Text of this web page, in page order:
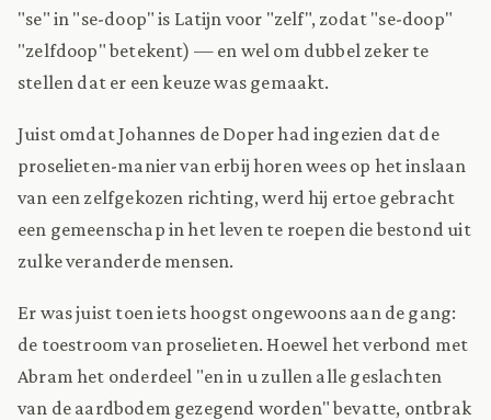
"se" in "se-doop" is Latijn voor "zelf", zodat "se-doop"
"zelfdoop" betekent) — en wel om dubbel zeker te
stellen dat er een keuze was gemaakt.
Juist omdat Johannes de Doper had ingezien dat de
proselieten-manier van erbij horen wees op het inslaan
van een zelfgekozen richting, werd hij ertoe gebracht
een gemeenschap in het leven te roepen die bestond uit
zulke veranderde mensen.
Er was juist toen iets hoogst ongewoons aan de gang:
de toestroom van proselieten. Hoewel het verbond met
Abram het onderdeel "en in u zullen alle geslachten
van de aardbodem gezegend worden" bevatte, ontbrak